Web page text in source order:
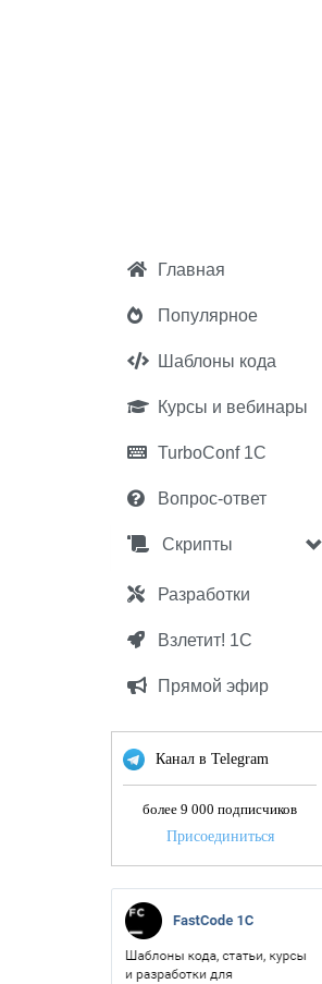
Главная
Популярное
Шаблоны кода
Курсы и вебинары
TurboConf 1С
Вопрос-ответ
Скрипты
Разработки
Взлетит! 1С
Прямой эфир
Канал в Telegram
более 9 000 подписчиков
Присоединиться